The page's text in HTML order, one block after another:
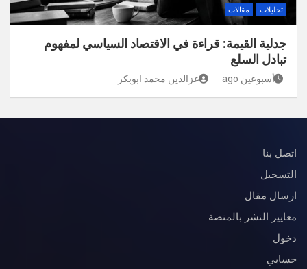
تحليلات مقالات
جدلية القيمة: قراءة في الاقتصاد السياسي لمفهوم
تبادل السلع
أسبوعين ago عزالدين محمد ابوبكر
اتصل بنا
التسجيل
ارسال مقال
معايير النشر بالمنصة
دخول
حسابي